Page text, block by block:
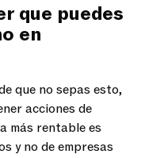
que puedes
en
que no sepas esto,
acciones de
más rentable es
y no de empresas